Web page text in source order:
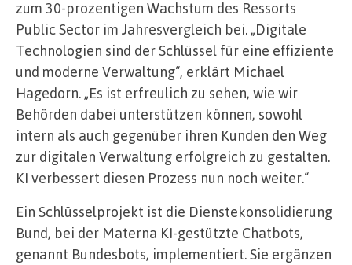
zum 30-prozentigen Wachstum des Ressorts
Public Sector im Jahresvergleich bei. „Digitale
Technologien sind der Schlüssel für eine effiziente
und moderne Verwaltung“, erklärt Michael
Hagedorn. „Es ist erfreulich zu sehen, wie wir
Behörden dabei unterstützen können, sowohl
intern als auch gegenüber ihren Kunden den Weg
zur digitalen Verwaltung erfolgreich zu gestalten.
KI verbessert diesen Prozess nun noch weiter.“
Ein Schlüsselprojekt ist die Dienstekonsolidierung
Bund, bei der Materna KI-gestützte Chatbots,
genannt Bundesbots, implementiert. Sie ergänzen